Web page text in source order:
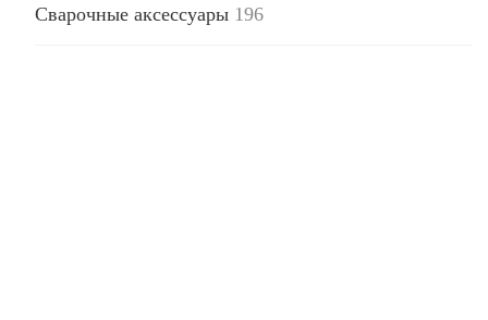
Сварочные аксессуары 196